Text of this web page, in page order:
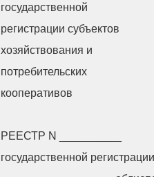
государственной
регистрации субъектов
хозяйствования и
потребительских
кооперативов
РЕЕСТР N __________
государственной